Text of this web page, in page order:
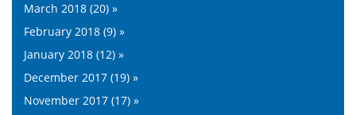
March 2018 (20) »
February 2018 (9) »
January 2018 (12) »
December 2017 (19) »
November 2017 (17) »